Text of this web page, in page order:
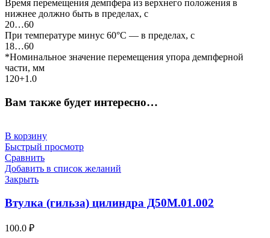
Время перемещения демпфера из верхнего положения в
нижнее должно быть в пределах, с
20…60
При температуре минус 60°С — в пределах, с
18…60
*Номинальное значение перемещения упора демпферной
части, мм
120+1.0
Вам также будет интересно…
В корзину
Быстрый просмотр
Сравнить
Добавить в список желаний
Закрыть
Втулка (гильза) цилиндра Д50М.01.002
100.0 ₽